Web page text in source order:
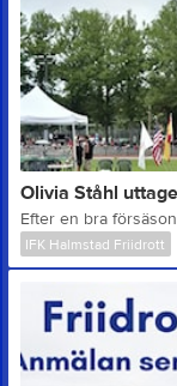
Olivia Ståhl
IFK Halmstad Friidrott